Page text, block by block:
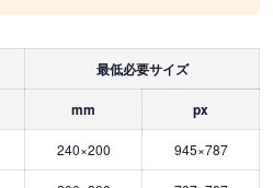
最低必要サイズ
mm px
240×200 945×787